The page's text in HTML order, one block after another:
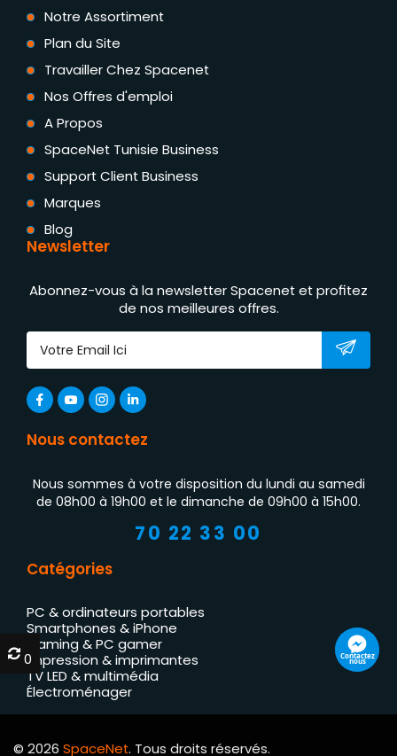
Notre Assortiment
Plan du Site
Travailler Chez Spacenet
Nos Offres d'emploi
A Propos
SpaceNet Tunisie Business
Support Client Business
Marques
Blog
Newsletter
Abonnez-vous à la newsletter Spacenet et profitez
de nos meilleures offres.
Nous contactez
Nous sommes à votre disposition du lundi au samedi
de 08h00 à 19h00 et le dimanche de 09h00 à 15h00.
70 22 33 00
Catégories
PC & ordinateurs portables
Smartphones & iPhone
Gaming & PC gamer
Impression & imprimantes
TV LED & multimédia
Électroménager
© 2026 SpaceNet. Tous droits réservés.
Contactez
nous
0
0